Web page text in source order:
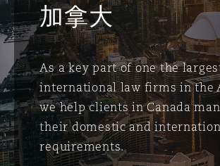
加拿大
As a key part of one the
international law firms in the
we help clients in Canada
their domestic and
requirements.